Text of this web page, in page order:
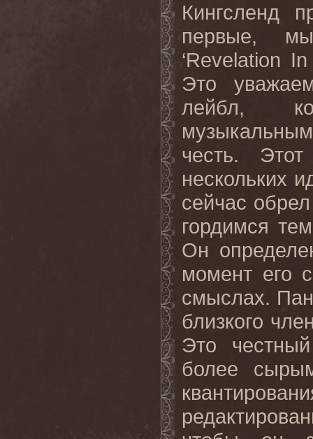
Кингсленд
первые,
‘Revelation In
Это
лейбл,
честь.
нескольких
сейчас
гордимся
Он
момент его
смыслах.
близкого
Это
более